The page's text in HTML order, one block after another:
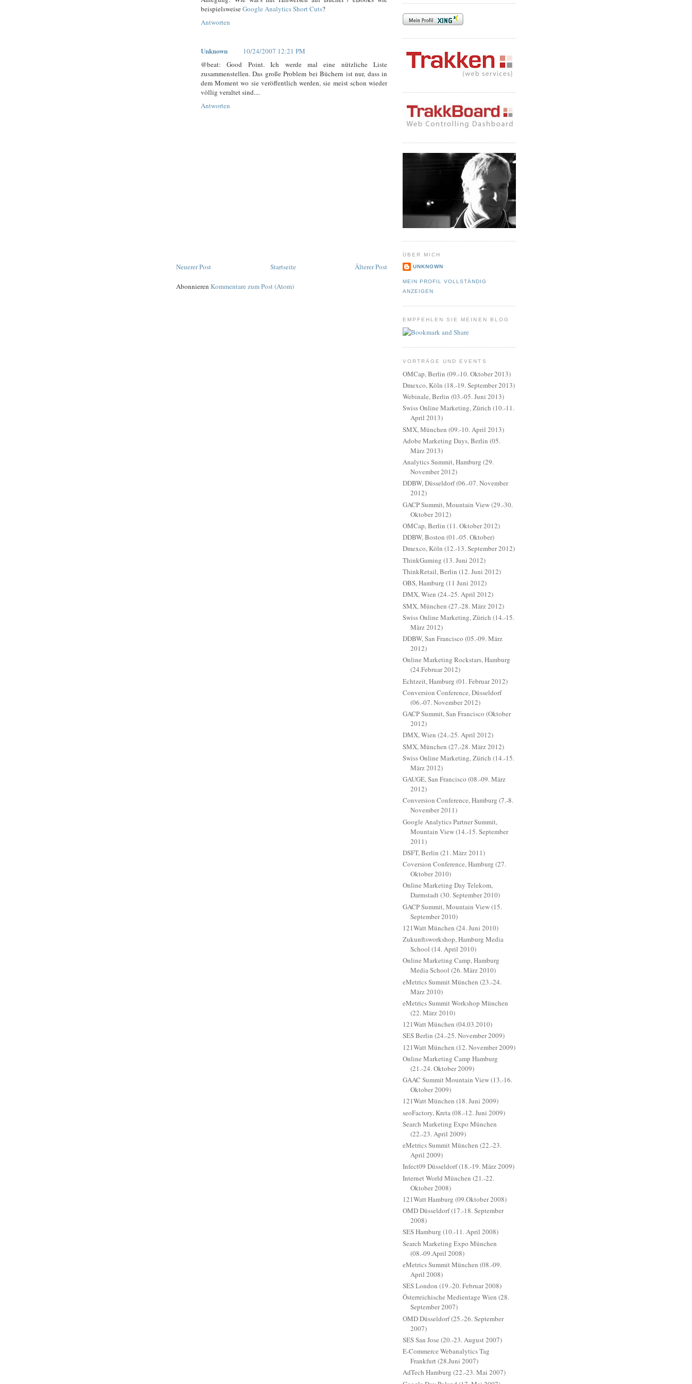
beispielsweiseGoogle Analytics Short Cuts?
Antworten
Unknown
10/24/2007 12:21 PM
@beat: Good Point. Ich werde mal eine nützliche Liste
zusammenstellen. Das große Problem bei Büchern ist nur, dass in
dem Moment wo sie veröffentlich werden, sie meist schon wieder
völlig veraltet sind....
Antworten
Neuerer Post Älterer Post
Startseite
Abonnieren Kommentare zum Post (Atom)
ÜBER MICH
UNKNOWN
MEIN PROFIL VOLLSTÄNDIG
ANZEIGEN
EMPFEHLEN SIE MEINEN BLOG
VORTRÄGE UND EVENTS
OMCap, Berlin (09.-10. Oktober 2013)
Dmexco, Köln (18.-19. September 2013)
Webinale, Berlin (03.-05. Juni 2013)
Swiss Online Marketing, Zürich (10.-11.
April 2013)
SMX, München (09.-10. April 2013)
Adobe Marketing Days, Berlin (05.
März 2013)
Analytics Summit, Hamburg (29.
November 2012)
DDBW, Düsseldorf (06.-07. November
2012)
GACP Summit, Mountain View (29.-30.
Oktober 2012)
OMCap, Berlin (11. Oktober 2012)
DDBW, Boston (01.-05. Oktober)
Dmexco, Köln (12.-13. September 2012)
ThinkGaming (13. Juni 2012)
ThinkRetail, Berlin (12. Juni 2012)
OBS, Hamburg (11 Juni 2012)
DMX, Wien (24.-25. April 2012)
SMX, München (27.-28. März 2012)
Swiss Online Marketing, Zürich (14.-15.
März 2012)
DDBW, San Francisco (05.-09. März
2012)
Online Marketing Rockstars, Hamburg
(24.Februar 2012)
Echtzeit, Hamburg (01. Februar 2012)
Conversion Conference, Düsseldorf
(06.-07. November 2012)
GACP Summit, San Francisco (Oktober
2012)
DMX, Wien (24.-25. April 2012)
SMX, München (27.-28. März 2012)
Swiss Online Marketing, Zürich (14.-15.
März 2012)
GAUGE, San Francisco (08.-09. März
2012)
Conversion Conference, Hamburg (7.-8.
November 2011)
Google Analytics Partner Summit,
Mountain View (14.-15. September
2011)
DSFT, Berlin (21. März 2011)
Coversion Conference, Hamburg (27.
Oktober 2010)
Online Marketing Day Telekom,
Darmstadt (30. September 2010)
GACP Summit, Mountain View (15.
September 2010)
121Watt München (24. Juni 2010)
Zukunftsworkshop, Hamburg Media
School (14. April 2010)
Online Marketing Camp, Hamburg
Media School (26. März 2010)
eMetrics Summit München (23.-24.
März 2010)
eMetrics Summit Workshop München
(22. März 2010)
121Watt München (04.03.2010)
SES Berlin (24.-25. November 2009)
121Watt München (12. November 2009)
Online Marketing Camp Hamburg
(21.-24. Oktober 2009)
GAAC Summit Mountain View (13.-16.
Oktober 2009)
121Watt München (18. Juni 2009)
seoFactory, Kreta (08.-12. Juni 2009)
Search Marketing Expo München
(22.-23. April 2009)
eMetrics Summit München (22.-23.
April 2009)
Infect09 Düsseldorf (18.-19. März 2009)
Internet World München (21.-22.
Oktober 2008)
121Watt Hamburg (09.Oktober 2008)
OMD Düsseldorf (17.-18. September
2008)
SES Hamburg (10.-11. April 2008)
Search Marketing Expo München
(08.-09.April 2008)
eMetrics Summit München (08.-09.
April 2008)
SES London (19.-20. Februar 2008)
Österreichische Medientage Wien (28.
September 2007)
OMD Düsseldorf (25.-26. September
2007)
SES San Jose (20.-23. August 2007)
E-Commerce Webanalytics Tag
Frankfurt (28.Juni 2007)
AdTech Hamburg (22.-23. Mai 2007)